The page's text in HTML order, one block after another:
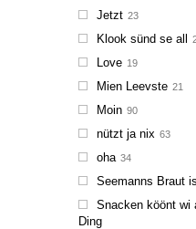
Jetzt 23
Klook sünd se all
Love 19
Mien Leevste 21
Moin 90
nützt ja nix 63
oha 34
Seemanns Braut
Snacken köönt wi
Ding